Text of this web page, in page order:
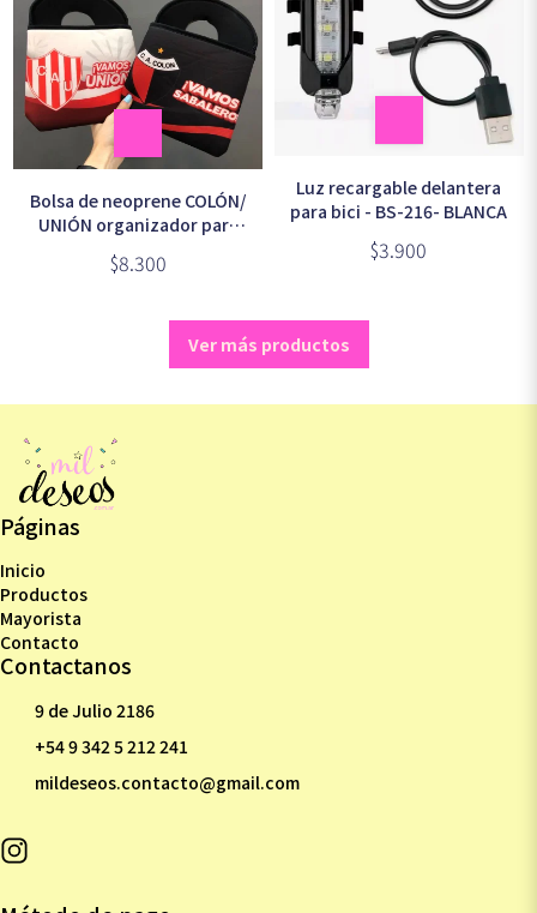
Bolsa de neoprene COLÓN/
UNIÓN organizador para
$8.300
Luz recargable delantera
para bici - BS-216- BLANCA
$3.900
Ver más productos
Páginas
Inicio
Productos
Mayorista
Contacto
Contactanos
9 de Julio 2186
+54 9 342 5 212 241
mildeseos.contacto@gmail.com